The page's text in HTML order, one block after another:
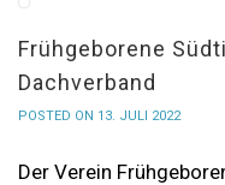
Frühgeborene
Dachverband
POSTED ON 13. JULI 2022
Der Verein